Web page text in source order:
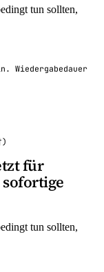
tun sollten,
Wiedergabedauer
für
tun sollten,